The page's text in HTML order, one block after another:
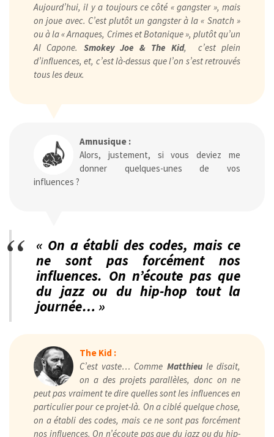
Aujourd’hui, il y a toujours ce côté « gangster », mais
on joue avec. C’est plutôt un gangster à la « Snatch »
ou à la « Arnaques, Crimes et Botanique », plutôt qu’un
Al Capone. Smokey Joe & The Kid, c’est plein
d’influences, et, c’est là-dessus que l’on s’est retrouvés
tous les deux.
Amnusique :
Alors, justement, si vous deviez me
donner quelques-unes de vos
influences ?
« On a établi des codes, mais ce
ne sont pas forcément nos
influences. On n’écoute pas que
du jazz ou du hip-hop tout la
journée… »
The Kid :
C’est vaste… Comme Matthieule disait,
on a des projets parallèles, donc on ne
peut pas vraiment te dire quelles sont les influences en
particulier pour ce projet-là. On a ciblé quelque chose,
on a établi des codes, mais ce ne sont pas forcément
nos influences. On n’écoute pas que du jazz ou du hip-